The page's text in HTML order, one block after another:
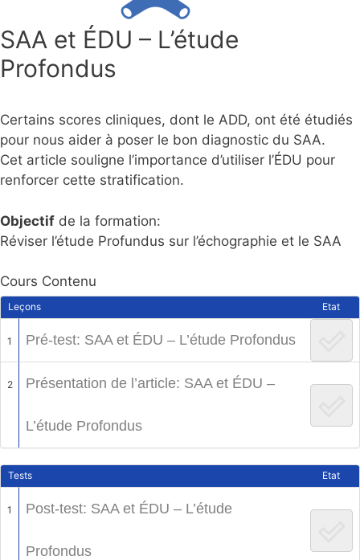
SAA et ÉDU – L’étude
Profondus
Certains scores cliniques, dont le ADD, ont été étudiés
pour nous aider à poser le bon diagnostic du SAA.
Cet article souligne l’importance d’utiliser l’ÉDU pour
renforcer cette stratification.
Objectif de la formation:
Réviser l’étude Profundus sur l’échographie et le SAA
Cours Contenu
Leçons Etat
1 Pré-test: SAA et ÉDU – L’étude Profondus
2 Présentation de l’article: SAA et ÉDU –
L’étude Profondus
Tests Etat
1 Post-test: SAA et ÉDU – L’étude
Profondus